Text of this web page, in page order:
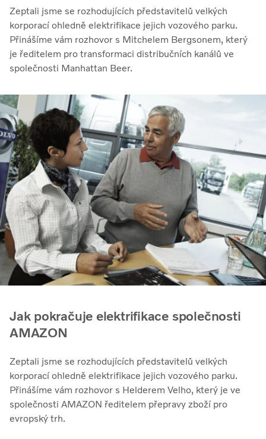
Zeptali jsme se rozhodujících představitelů velkých
korporací ohledně elektrifikace jejich vozového parku.
Přinášíme vám rozhovor s Mitchelem Bergsonem, který
je ředitelem pro transformaci distribučních kanálů ve
společnosti Manhattan Beer.
Jak pokračuje elektrifikace společnosti
AMAZON
Zeptali jsme se rozhodujících představitelů velkých
korporací ohledně elektrifikace jejich vozového parku.
Přinášíme vám rozhovor s Helderem Velho, který je ve
společnosti AMAZON ředitelem přepravy zboží pro
evropský trh.